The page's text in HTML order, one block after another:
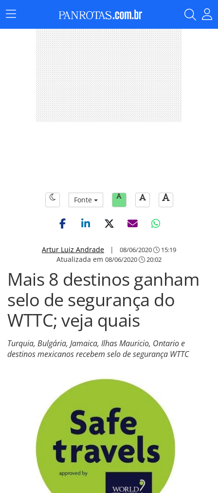
Menu
Principal
Fonte
Artur Luiz Andrade | 08/06/2020 15:19
Atualizada em 08/06/2020 20:02
Mais 8 destinos ganham
selo de segurança do
WTTC; veja quais
Turquia, Bulgária, Jamaica, Ilhas Mauricio, Ontario e
destinos mexicanos recebem selo de segurança WTTC